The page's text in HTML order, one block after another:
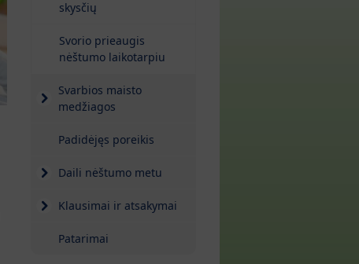
skysčių
Svorio prieaugis
nėštumo laikotarpiu
Svarbios maisto
medžiagos
Padidėjęs poreikis
Daili nėštumo metu
Klausimai ir atsakymai
Patarimai